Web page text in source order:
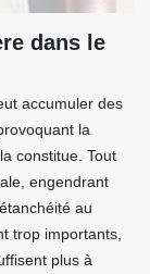
dans le
accumuler des
la
constitue. Tout
engendrant
au
trop importants,
plus à